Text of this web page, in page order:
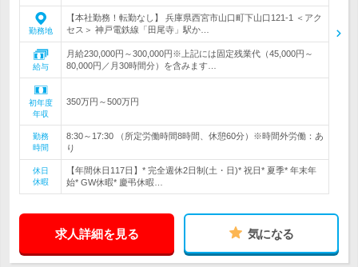
勤務地
【本社勤務！転勤なし】 兵庫県西宮市山口町下山口121-1 ＜アク
セス＞ 神戸電鉄線「田尾寺」駅か…
給与
月給230,000円～300,000円※上記には固定残業代（45,000円～
80,000円／月30時間分）を含みます…
初年度
年収
350万円～500万円
勤務
時間
8:30～17:30 （所定労働時間8時間、休憩60分）※時間外労働：あ
り
休日
休暇
【年間休日117日】* 完全週休2日制(土・日)* 祝日* 夏季* 年末年
始* GW休暇* 慶弔休暇…
求人詳細を見る 気になる